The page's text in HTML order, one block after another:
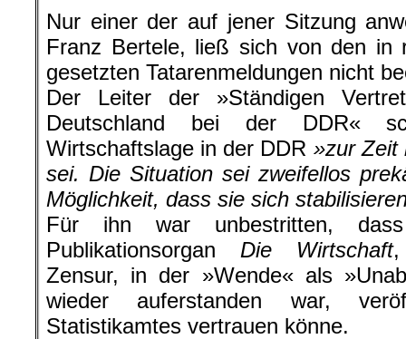
Nur einer der auf jener Sitzung
Franz Bertele, ließ sich von den in
gesetzten Tatarenmeldungen nicht
Der Leiter der »Ständigen
Deutschland bei der DDR«
Wirtschaftslage in der DDR »zur Zeit
sei. Die Situation sei zweifellos
Möglichkeit, dass sie sich
Für ihn war unbestritten,
Publikationsorgan Die Wirtschaft,
Zensur, in der »Wende« als
wieder auferstanden war,
Statistikamtes vertrauen könne.